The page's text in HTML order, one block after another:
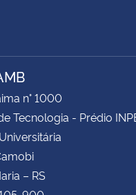
n° 1000
Tecnologia - Prédio
– RS